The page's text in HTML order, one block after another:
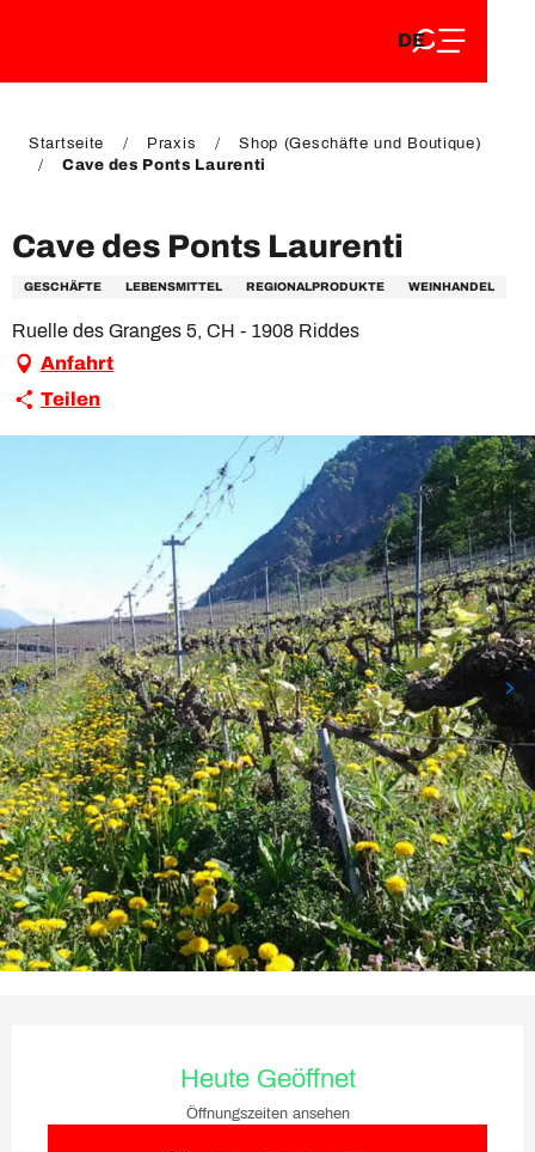
EN
DE
FR
Startseite Praxis
Shop (Geschäfte und Boutique)
Cave des Ponts Laurenti
Cave des Ponts Laurenti
GESCHÄFTE LEBENSMITTEL REGIONALPRODUKTE WEINHANDEL
Ruelle des Granges 5, CH - 1908 Riddes
Anfahrt
Teilen
Heute Geöffnet
Öffnungszeiten ansehen